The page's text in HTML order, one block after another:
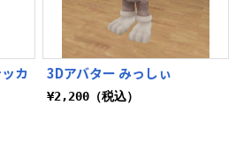
カ
3Dアバター みっしぃ
¥2,200（税込）